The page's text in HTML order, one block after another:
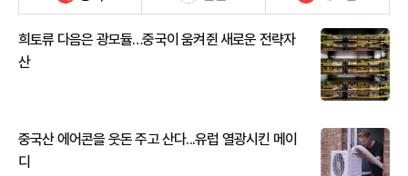
희토류 다음은 광모듈…중국이 움켜쥔 새로운 전략자
산
중국산 에어콘을 웃돈 주고 산다...유럽 열광시킨 메이
디